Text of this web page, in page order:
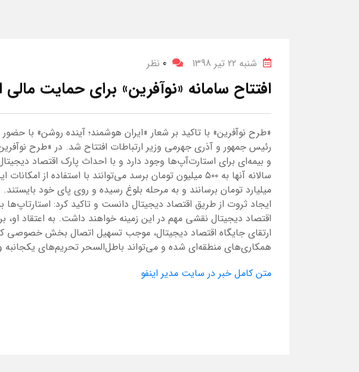
شنبه 22 تیر 1398 0 نظر
افتتاح سامانه «نوآفرین» برای حمایت
«طرح نوآفرین» با تاکید بر شعار «ایران هوشمند؛ آینده روشن» با
رئیس جمهور و آذری جهرمی وزیر ارتباطات افتتاح شد. در «طرح
و بیمه‌ای برای استارت‌آپ‌ها وجود دارد و با احداث پارک اقتصاد
سالانه آنها به ۵۰۰ میلیون تومان برسد می‌توانند با استفاده از
میلیارد تومان برسانند و به مرحله بلوغ رسیده و روی پای خود
ایجاد ثروت از طریق اقتصاد دیجیتال دانست و تاکید کرد: استارتاپ‌ها
اقتصاد دیجیتال نقشی مهم در این زمینه خواهند داشت. به اعتقاد او،
ارتقای جایگاه اقتصاد دیجیتال، موجب تسهیل اتصال بخش خصوصی
همکاری‌های منطقه‌ای شده و می‌تواند باطل‌السحر تحریم‌های یکجانبه
متن کامل خبر در سایت مدیر اینفو